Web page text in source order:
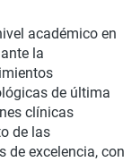
académico en
la
de última
clínicas
de las
de excelencia, con